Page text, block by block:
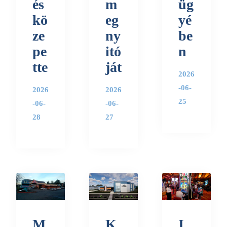
és
kö
ze
pe
tte
2026
-06-
28
m
eg
ny
itó
ját
2026
-06-
27
üg
yé
be
n
2026
-06-
25